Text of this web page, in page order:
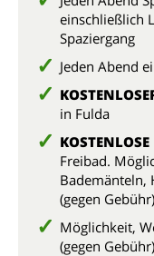
einschließlich
Spaziergang
Jeden Abend
in Fulda
KOSTENLOSE
Freibad.
Bademänteln,
(gegen Gebühr)
Möglichkeit,
(gegen Gebühr)